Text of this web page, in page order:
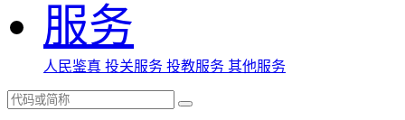
服务
人民鉴真 投关服务 投教服务 其他服务